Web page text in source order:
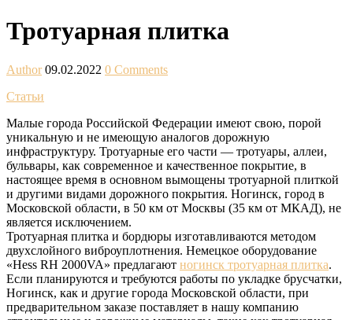
Тротуарная плитка
Author 09.02.2022 0 Comments
Статьи
Малые города Российской Федерации имеют свою, порой
уникальную и не имеющую аналогов дорожную
инфраструктуру. Тротуарные его части — тротуары, аллеи,
бульвары, как современное и качественное покрытие, в
настоящее время в основном вымощены тротуарной плиткой
и другими видами дорожного покрытия. Ногинск, город в
Московской области, в 50 км от Москвы (35 км от МКАД), не
является исключением.
Тротуарная плитка и бордюры изготавливаются методом
двухслойного виброуплотнения. Немецкое оборудование
«Hess RH 2000VA» предлагают ногинск тротуарная плитка.
Если планируются и требуются работы по укладке брусчатки,
Ногинск, как и другие города Московской области, при
предварительном заказе поставляет в нашу компанию